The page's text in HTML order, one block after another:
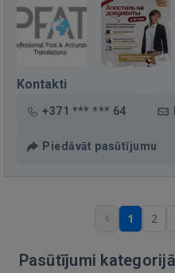
Kontakti
+371 *** *** 64
Piedāvāt pasūtījumu
1 2
Pasūtījumi